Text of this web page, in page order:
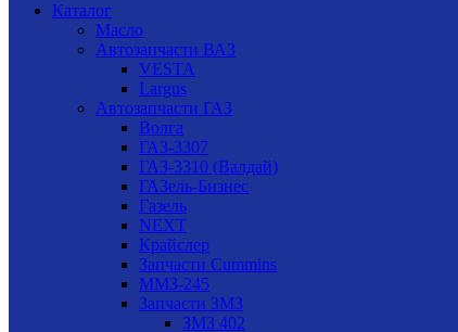
Каталог
Масло
Автозапчасти ВАЗ
VESTA
Largus
Автозапчасти ГАЗ
Волга
ГАЗ-3307
ГАЗ-3310 (Валдай)
ГАЗель-Бизнес
Газель
NEXT
Крайслер
Запчасти Cummins
ММЗ-245
Запчасти ЗМЗ
ЗМЗ 402